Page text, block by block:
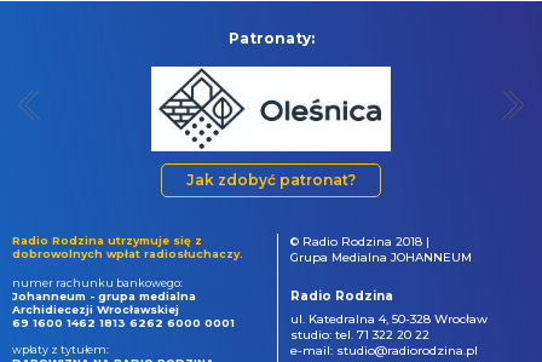
Patronaty:
Jak zdobyć patronat?
Radio Rodzina utrzymuje się z
dobrowolnych wpłat radiosłuchaczy.
numer rachunku bankowego:
Johanneum - grupa medialna
Archidiecezji Wrocławskiej
69 1600 1462 1813 6262 6000 0001
wpłaty z tytułem:
© Radio Rodzina 2018 |
Grupa Medialna JOHANNEUM
Radio Rodzina
ul. Katedralna 4, 50-328 Wrocław
studio: tel. 71 322 20 22
e-mail: studio@radiorodzina.pl